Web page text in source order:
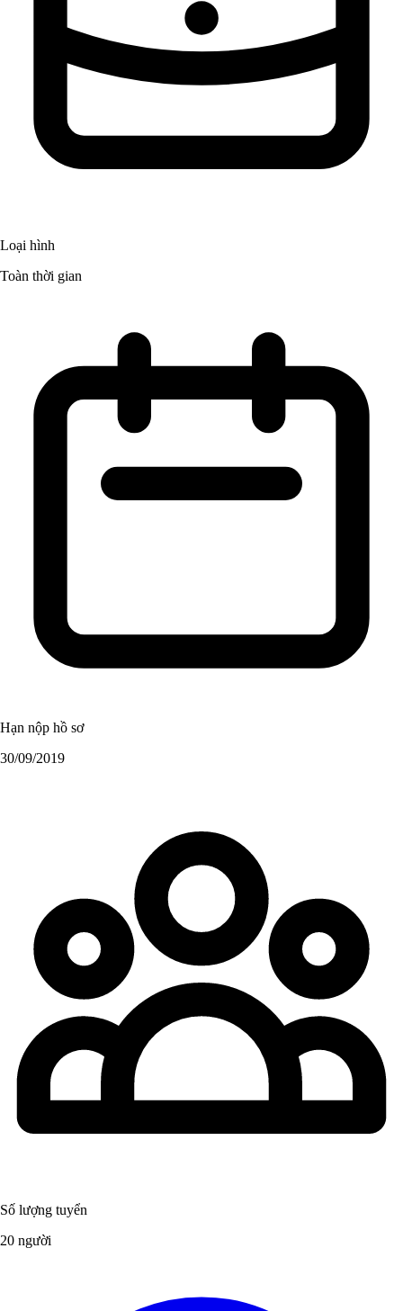
Loại hình
Toàn thời gian
Hạn nộp hồ sơ
30/09/2019
Số lượng tuyển
20 người